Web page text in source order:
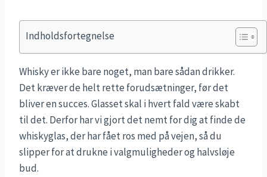
Indholdsfortegnelse
Whisky er ikke bare noget, man bare sådan drikker.
Det kræver de helt rette forudsætninger, før det
bliver en succes. Glasset skal i hvert fald være skabt
til det. Derfor har vi gjort det nemt for dig at finde de
whiskyglas, der har fået ros med på vejen, så du
slipper for at drukne i valgmuligheder og halvsløje
bud.